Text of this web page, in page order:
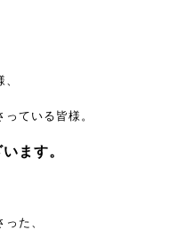
ている皆様。
ます。
た、